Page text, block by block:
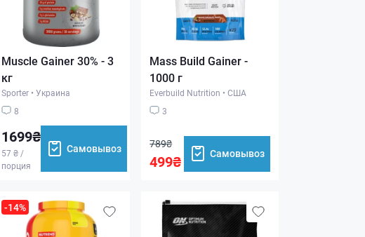
Muscle Gainer 30% - 3
кг
Sporter • Украина
8
1699₴
57 ₴ /
порция
Самовывоз
Mass Build Gainer -
1000 г
Everbuild Nutrition • США
3
789₴
499₴ Самовывоз
-14%